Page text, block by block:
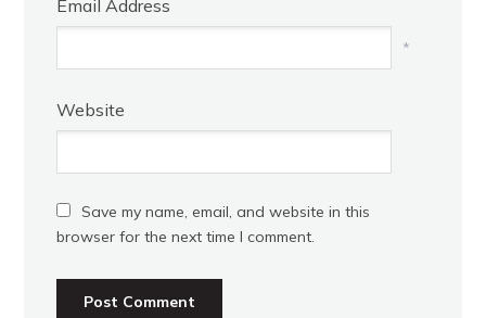
Email Address
*
Website
Save my name, email, and website in this
browser for the next time I comment.